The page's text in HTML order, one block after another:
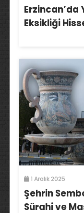
Erzincan’da
Eksikliği
1 Aralık 2025
Şehrin
Sürahi ve